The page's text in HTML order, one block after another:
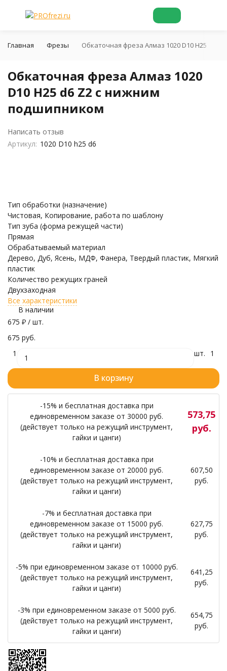
Главная Фрезы Обкаточная фреза Алмаз 1020 D10 H25 d6
Обкаточная фреза Алмаз 1020
D10 H25 d6 Z2 с нижним
подшипником
Написать отзыв
Артикул: 1020 D10 h25 d6
Тип обработки (назначение)
Чистовая, Копирование, работа по шаблону
Тип зуба (форма режущей части)
Прямая
Обрабатываемый материал
Дерево, Дуб, Ясень, МДФ, Фанера, Твердый пластик, Мягкий
пластик
Количество режущих граней
Двухзаходная
Все характеристики
В наличии
675 ₽ / шт.
675 руб.
1
шт. 1
В корзину
-15% и бесплатная доставка при
единовременном заказе от 30000 руб.
(действует только на режущий инструмент,
гайки и цанги)
573,75
руб.
-10% и бесплатная доставка при
единовременном заказе от 20000 руб.
(действует только на режущий инструмент,
гайки и цанги)
607,50
руб.
-7% и бесплатная доставка при
единовременном заказе от 15000 руб.
(действует только на режущий инструмент,
гайки и цанги)
627,75
руб.
-5% при единовременном заказе от 10000 руб.
(действует только на режущий инструмент,
гайки и цанги)
641,25
руб.
-3% при единовременном заказе от 5000 руб.
(действует только на режущий инструмент,
гайки и цанги)
654,75
руб.